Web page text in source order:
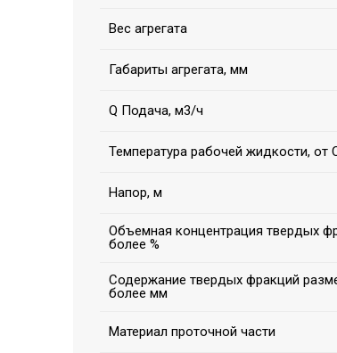
Вес агрегата
Габариты агрегата, мм
Q Подача, м3/ч
Температура рабочей жидкости, от
Напор, м
Объемная концентрация твердых
более %
Содержание твердых фракций
более мм
Материал проточной части